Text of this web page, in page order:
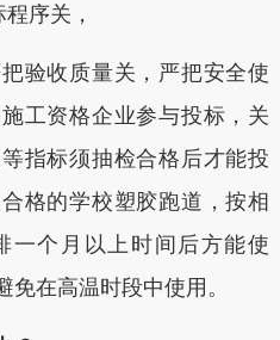
序关，
收质量关，严把安全使
工资格企业参与投标，关
指标须抽检合格后才能投
格的学校塑胶跑道，按相
一个月以上时间后方能使
在高温时段中使用。